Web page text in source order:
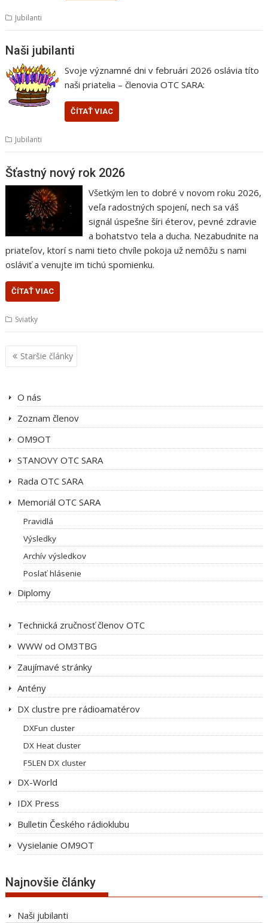
Jubilanti
Naši jubilanti
Svoje významné dni v februári 2026 oslávia títo
naši priatelia – členovia OTC SARA:
ČÍTAŤ VIAC
Jubilanti
Šťastný nový rok 2026
Všetkým len to dobré v novom roku 2026,
veľa radostných spojení, nech sa váš
signál úspešne šíri éterov, pevné zdravie
a bohatstvo tela a ducha. Nezabudnite na
priateľov, ktorí s nami tieto chvíle pokoja už nemôžu s nami
osláviť a venujte im tichú spomienku.
ČÍTAŤ VIAC
Sviatky
Navigácia
v
Staršie články
O nás
Zoznam členov
OM9OT
STANOVY OTC SARA
Rada OTC SARA
Memoriál OTC SARA
Pravidlá
Výsledky
Archív výsledkov
Poslať hlásenie
Diplomy
Technická zručnosť členov OTC
WWW od OM3TBG
Zaujímavé stránky
Antény
DX clustre pre rádioamatérov
DXFun cluster
DX Heat cluster
F5LEN DX cluster
DX-World
IDX Press
Bulletin Českého rádioklubu
Vysielanie OM9OT
Najnovšie články
Naši jubilanti